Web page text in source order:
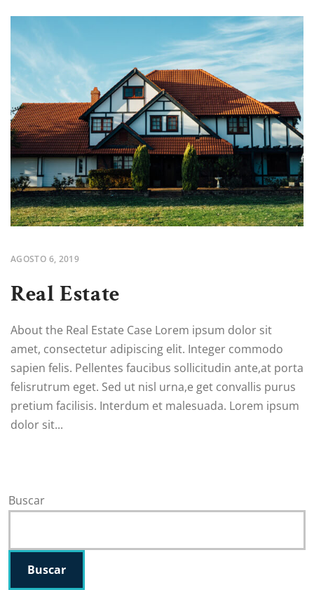
AGOSTO 6, 2019
Real Estate
About the Real Estate Case Lorem ipsum dolor sit
amet, consectetur adipiscing elit. Integer commodo
sapien felis. Pellentes faucibus sollicitudin ante,at porta
felisrutrum eget. Sed ut nisl urna,e get convallis purus
pretium facilisis. Interdum et malesuada. Lorem ipsum
dolor sit...
Buscar
Buscar